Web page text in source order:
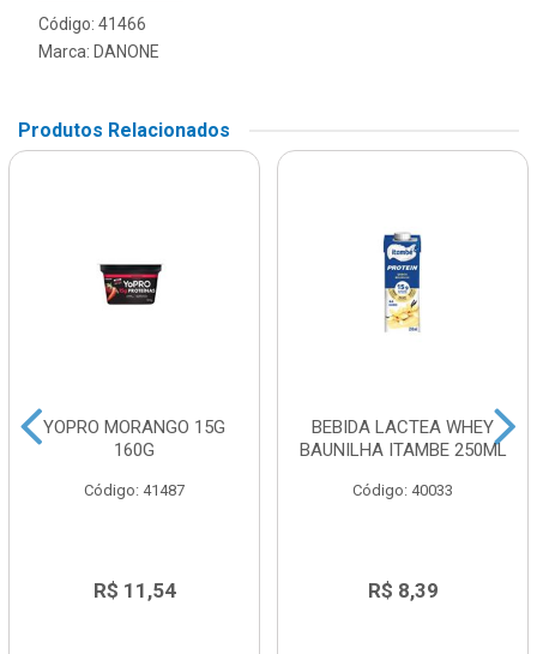
Código: 41466
Marca: DANONE
Produtos Relacionados
YOPRO MORANGO 15G
160G
Código: 41487
R$ 11,54
BEBIDA LACTEA WHEY
BAUNILHA ITAMBE 250ML
Código: 40033
R$ 8,39